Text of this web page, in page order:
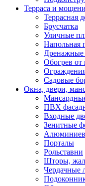
Терраса и
Террасная
Брусчатка
Уличные
Напольная
Обогрев от
Садовые
Окна, двери,
ПВХ
Входные
Зенитные
Порталы
Рольставни
Шторы,
Чердачные